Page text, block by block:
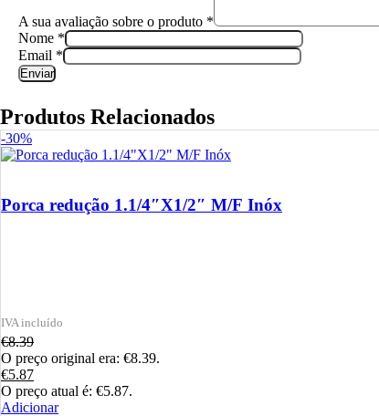
A sua avaliação sobre o produto *
Nome *
Email *
Produtos Relacionados
-30%
Porca redução 1.1/4″X1/2″ M/F Inóx
€8.39
O preço original era: €8.39.
€5.87
O preço atual é: €5.87.
Adicionar